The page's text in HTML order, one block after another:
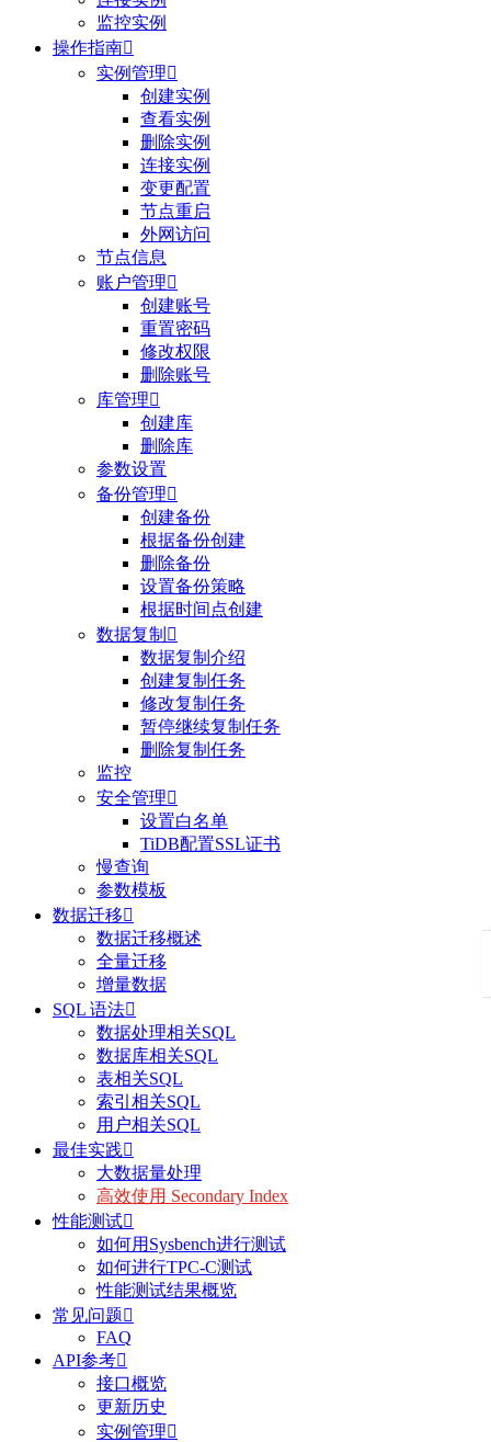
监控实例
操作指南
实例管理
创建实例
查看实例
删除实例
连接实例
变更配置
节点重启
外网访问
节点信息
账户管理
创建账号
重置密码
修改权限
删除账号
库管理
创建库
删除库
参数设置
备份管理
创建备份
根据备份创建
删除备份
设置备份策略
根据时间点创建
数据复制 
数据复制介绍
创建复制任务
修改复制任务
暂停继续复制任务
删除复制任务
监控
安全管理
设置白名单
TiDB配置SSL证书
慢查询
参数模板
数据迁移
数据迁移概述
全量迁移
增量数据
SQL 语法
数据处理相关SQL
数据库相关SQL
表相关SQL
索引相关SQL
用户相关SQL
最佳实践
大数据量处理
高效使用 Secondary Index
性能测试
如何用Sysbench进行测试
如何进行TPC-C测试
性能测试结果概览
常见问题
FAQ
API参考
接口概览
更新历史
实例管理